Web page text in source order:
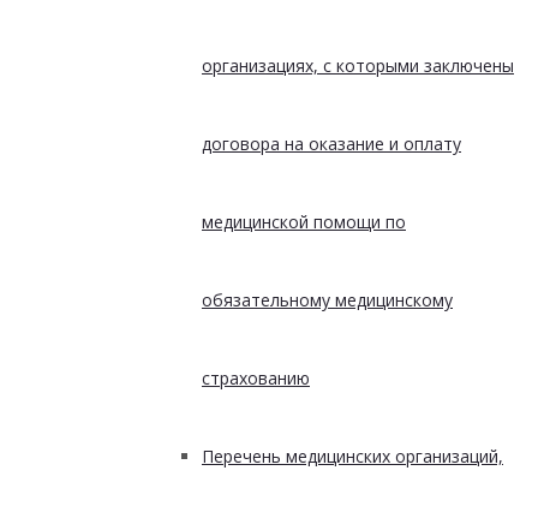
организациях, с которыми заключены
договора на оказание и оплату
медицинской помощи по
обязательному медицинскому
страхованию
Перечень медицинских организаций,